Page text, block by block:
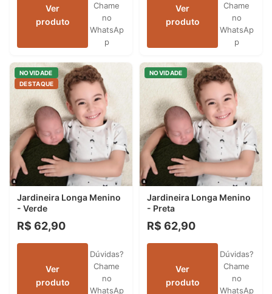
Ver
produto
Chame
no
WhatsAp
p
Ver
produto
Chame
no
WhatsAp
p
NOVIDADE
DESTAQUE
Jardineira Longa Menino
- Verde
R$ 62,90
Ver
produto
Dúvidas?
Chame
no
WhatsAp
NOVIDADE
Jardineira Longa Menino
- Preta
R$ 62,90
Ver
produto
Dúvidas?
Chame
no
WhatsAp